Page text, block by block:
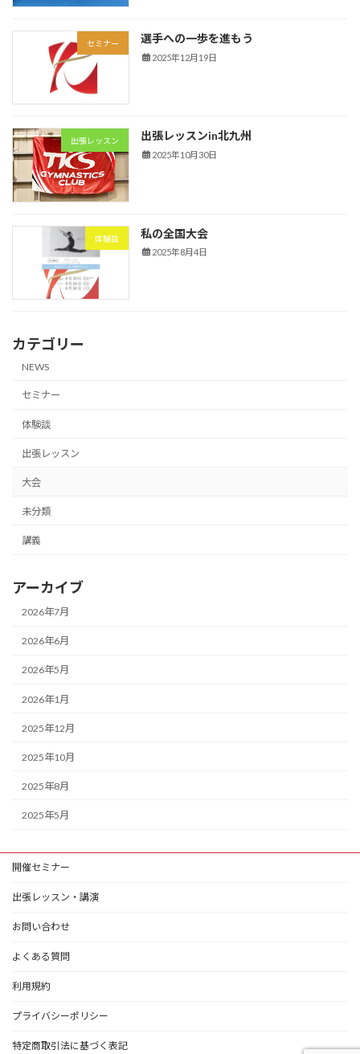
セミナー 選手への一歩を進もう
2025年12月19日
出張レッスン 出張レッスンin北九州
2025年10月30日
体験談 私の全国大会
2025年8月4日
カテゴリー
NEWS
セミナー
体験談
出張レッスン
大会
未分類
講義
アーカイブ
2026年7月
2026年6月
2026年5月
2026年1月
2025年12月
2025年10月
2025年8月
2025年5月
開催セミナー
出張レッスン・講演
お問い合わせ
よくある質問
利用規約
プライバシーポリシー
特定商取引法に基づく表記